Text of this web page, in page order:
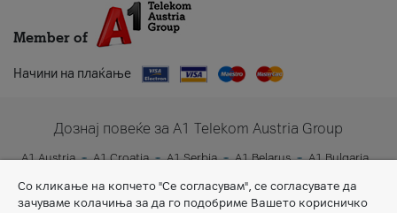
Member of
Начини на плаќање
Дознај повеќе за A1 Telekom Austria Group
A1 Austria A1 Croatia A1 Serbia A1 Belarus
A1 Bulgaria
A1 Slovenia
A1 Digital
Со кликање на копчето "Се согласувам", се согласувате да
зачуваме колачиња за да го подобриме Вашето корисничко